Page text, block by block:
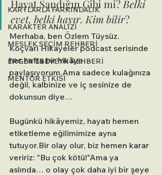
KARTLARLA FARKINDALIK
KARAKTER ANALİZİ
MESLEK SEÇİM REHBERİ
ERGEN EBEVEYN REHBERİ
MENTOR ETKİSİ
Hayat Sandığın Gibi mi? Belki
evet, belki hayır. Kim bilir?
Merhaba, ben Özlem Tüysüz.
Koçvari Hikayeler podcast serisinde
her hafta bir hikâye
paylaşıyorum.Ama sadece kulağınıza
değil, kalbinize ve iç sesinize de
dokunsun diye…
Bugünkü hikâyemiz, hayatı hemen
etiketleme eğilimimize ayna
tutuyor.Bir olay olur, biz hemen karar
veririz: "Bu çok kötü!"Ama ya
aslında… o olay çok daha iyi bir şeye